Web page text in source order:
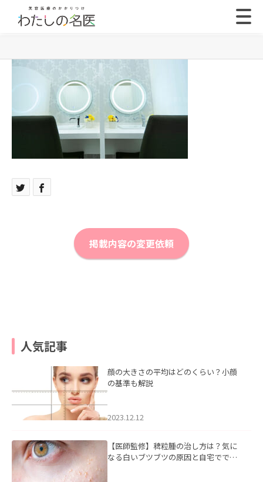
掲載内容の変更依頼
人気記事
顔の大きさの平均はどのくらい？小顔
の基準も解説
2023.12.12
【医師監修】稗粒腫の治し方は？気に
なる白いブツブツの原因と自宅ででき